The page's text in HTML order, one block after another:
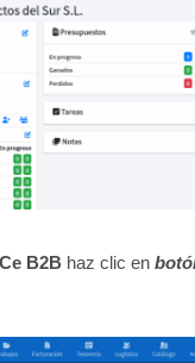
B2B haz clic en